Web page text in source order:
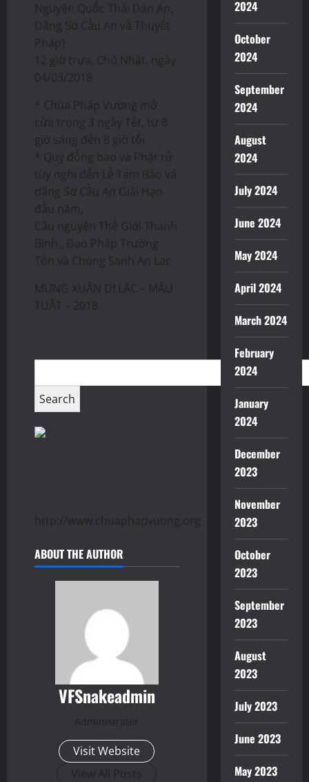
Nguyện Quốc Thái Dân An,
Dâng Sớ Cầu An và Thuyết
Pháp)
12 giờ trưa, Chủ Nhật, ngày
04/03/2018
* Chùa Pháp Vương mở
cửa trong 3 ngày Tết, từ 8
giờ sáng đến 8 giờ tối
* Quý đồng bào và Phật tử
tùy nghi đến Lễ Tam Bảo và
dâng Sớ Cầu An Giải Hạn
đầu năm,
Cầu nguyện Thế Giới Thanh
Bình,, Đạo Pháp Trường
Tồn và Chúng Sanh An Lạc
MỪNG XUÂN DI LẶC – MẬU
TUẤT – 2018
http://www.chuaphapvuong.org
ABOUT THE AUTHOR
VFSnakeadmin
Administrator
Visit Website
View All Posts
2024
October
2024
September
2024
August
2024
July 2024
June 2024
May 2024
April 2024
March 2024
February
2024
January
2024
December
2023
November
2023
October
2023
September
2023
August
2023
July 2023
June 2023
May 2023